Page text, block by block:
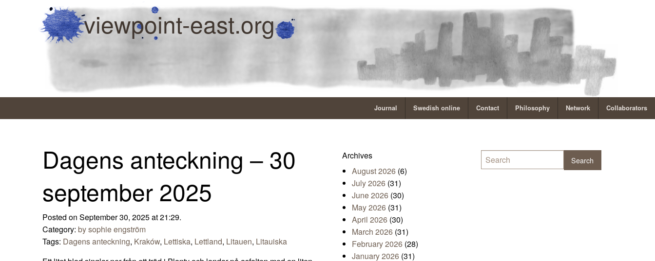
viewpoint-east.org
Journal Swedish online Contact Philosophy Network Collaborators
Dagens anteckning – 30
september 2025
Posted on September 30, 2025 at 21:29.
Category: by sophie engström
Tags: Dagens anteckning, Kraków, Lettiska, Lettland, Litauen, Litauiska
Archives
August 2026 (6)
July 2026 (31)
June 2026 (30)
May 2026 (31)
April 2026 (30)
March 2026 (31)
February 2026 (28)
January 2026 (31)